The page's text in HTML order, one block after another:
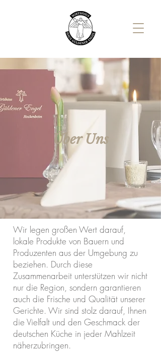
Über Uns
Wir legen großen Wert darauf,
lokale Produkte von Bauern und
Produzenten aus der Umgebung zu
beziehen. Durch diese
Zusammenarbeit unterstützen wir nicht
nur die Region, sondern garantieren
auch die Frische und Qualität unserer
Gerichte. Wir sind stolz darauf, Ihnen
die Vielfalt und den Geschmack der
deutschen Küche in jeder Mahlzeit
näherzubringen.